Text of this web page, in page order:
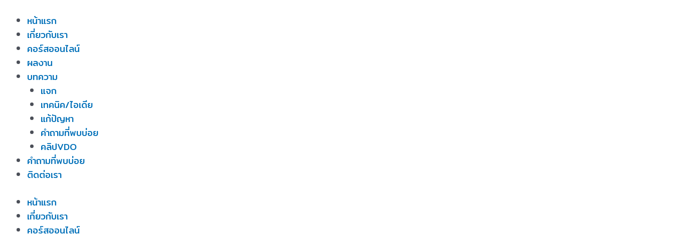
content
หน้าแรก
เกี่ยวกับเรา
คอร์สออนไลน์
ผลงาน
บทความ
แจก
เทคนิค/ไอเดีย
แก้ปัญหา
คำถามที่พบบ่อย
คลิปVDO
คำถามที่พบบ่อย
ติดต่อเรา
หน้าแรก
เกี่ยวกับเรา
คอร์สออนไลน์